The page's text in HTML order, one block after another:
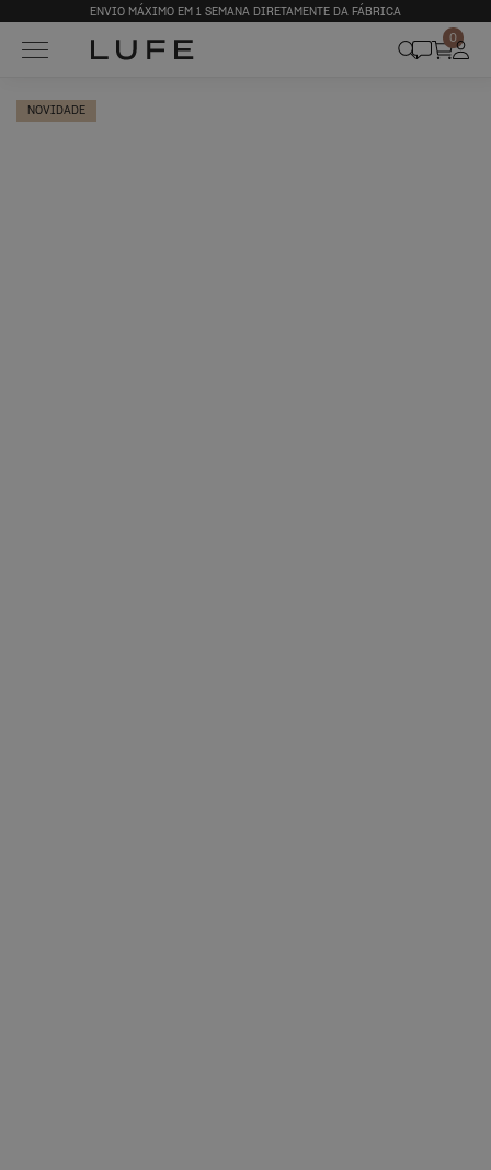
ENVIO MÁXIMO EM 1 SEMANA DIRETAMENTE DA FÁBRICA
0
NOVIDADE